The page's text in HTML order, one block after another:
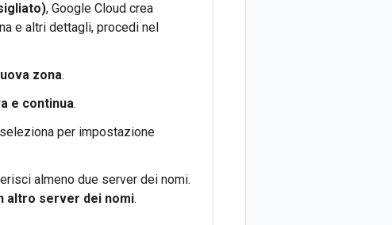
, Google Cloud crea
e altri dettagli, procedi nel
zona.
e continua.
per impostazione
almeno due server dei nomi.
altro server dei nomi.